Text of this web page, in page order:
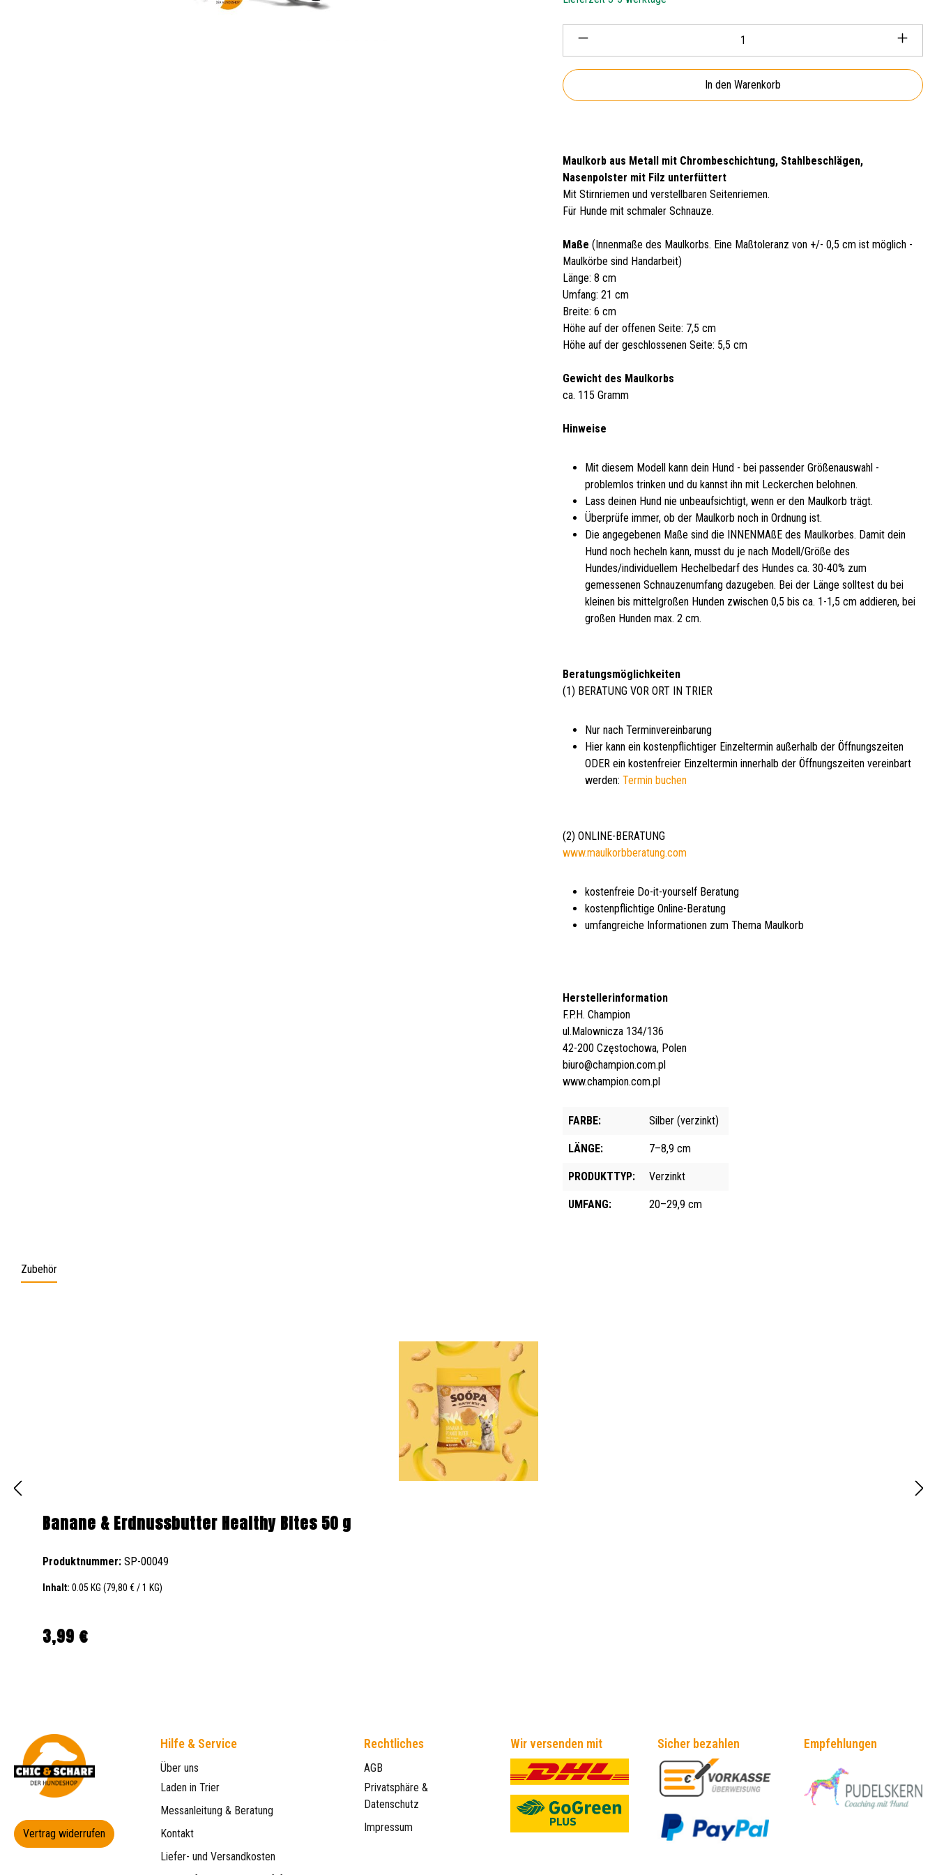
Produkt Anzahl: Gib den gewünschten Wert ein oder
In den Warenkorb
Maulkorb aus Metall mit Chrombeschichtung, Stahlbeschlägen,
Nasenpolster mit Filz unterfüttert
Mit Stirnriemen und verstellbaren Seitenriemen.
Für Hunde mit schmaler Schnauze.
Maße (Innenmaße des Maulkorbs. Eine Maßtoleranz von +/- 0,5 cm ist möglich -
Maulkörbe sind Handarbeit)
Länge: 8 cm
Umfang: 21 cm
Breite: 6 cm
Höhe auf der offenen Seite: 7,5 cm
Höhe auf der geschlossenen Seite: 5,5 cm
Gewicht des Maulkorbs
ca. 115 Gramm
Hinweise
Mit diesem Modell kann dein Hund - bei passender Größenauswahl -
problemlos trinken und du kannst ihn mit Leckerchen belohnen.
Lass deinen Hund nie unbeaufsichtigt, wenn er den Maulkorb trägt.
Überprüfe immer, ob der Maulkorb noch in Ordnung ist.
Die angegebenen Maße sind die INNENMAßE des Maulkorbes. Damit dein
Hund noch hecheln kann, musst du je nach Modell/Größe des
Hundes/individuellem Hechelbedarf des Hundes ca. 30-40% zum
gemessenen Schnauzenumfang dazugeben. Bei der Länge solltest du bei
kleinen bis mittelgroßen Hunden zwischen 0,5 bis ca. 1-1,5 cm addieren, bei
großen Hunden max. 2 cm.
Beratungsmöglichkeiten
(1) BERATUNG VOR ORT IN TRIER
Nur nach Terminvereinbarung
Hier kann ein kostenpflichtiger Einzeltermin außerhalb der Öffnungszeiten
ODER ein kostenfreier Einzeltermin innerhalb der Öffnungszeiten vereinbart
werden:Termin buchen
(2) ONLINE-BERATUNG
www.maulkorbberatung.com
kostenfreie Do-it-yourself Beratung
kostenpflichtige Online-Beratung
umfangreiche Informationen zum Thema Maulkorb
Herstellerinformation
F.P.H. Champion
ul.Malownicza 134/136
42-200 Częstochowa, Polen
biuro@champion.com.pl
www.champion.com.pl
FARBE: Silber (verzinkt)
LÄNGE: 7–8,9 cm
PRODUKTTYP: Verzinkt
UMFANG: 20–29,9 cm
Zubehör
Banane & Erdnussbutter Healthy Bites 50 g
Produktnummer: SP-00049
Inhalt: 0.05 KG (79,80 € / 1 KG)
Regulärer Preis:
3,99 €
Vertrag widerrufen
Hilfe & Service
Über uns
Laden in Trier
Messanleitung & Beratung
Kontakt
Liefer- und Versandkosten
Rechtliches
AGB
Privatsphäre &
Datenschutz
Impressum
Wir versenden mit Sicher bezahlen Empfehlungen